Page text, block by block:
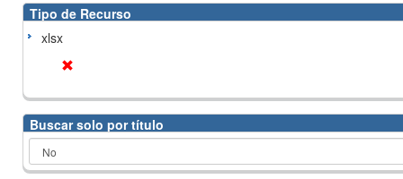
Tipo de Recurso
xlsx
Buscar solo por título